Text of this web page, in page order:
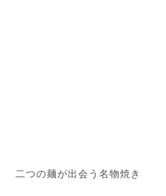
二つの麺が出会う名物焼き